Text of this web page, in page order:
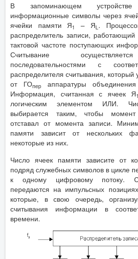
В запоминающем
информационные символы через
ячейки памяти Я1 – ЯL.
распределитель записи, работающий
тактовой частоте поступающих
Считывание
последовательностями с
распределителя считывания, который
от ГОпер
аппаратуры
Информация, считанная с ячеек Я1
логическим элементом ИЛИ.
выбирается таким, чтобы момент
отставал от момента записи.
памяти зависит от нескольких
некоторые из них.
Число ячеек памяти зависите от
подряд служебных символов в цикле
к одному цифровому потоку.
передаются на импульсных
которые, в свою очередь,
считывания информации в
времени.